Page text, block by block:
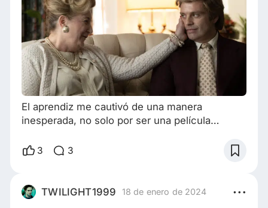
El aprendiz me cautivó de una manera
inesperada, no solo por ser una película
desafía el género de una manera única. En
director Ali Abbasi opta por una visión oscura y
satírica, en la que combina elementos
3 3
TWILIGHT1999 18 de enero de 2024